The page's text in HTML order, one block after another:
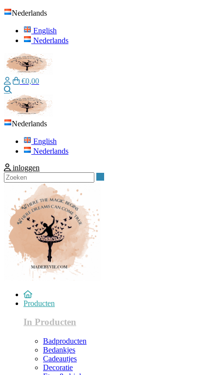
Nederlands
English
Nederlands
€0,00
Nederlands
English
Nederlands
inloggen
Producten
In Producten
Badproducten
Bedankjes
Cadeautjes
Decoratie